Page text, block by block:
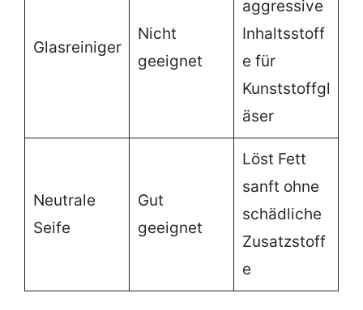
Glasreiniger
Nicht
geeignet
aggressive
Inhaltsstoff
e für
Kunststoffgl
äser
Neutrale
Seife
Gut
geeignet
Löst Fett
sanft ohne
schädliche
Zusatzstoff
e